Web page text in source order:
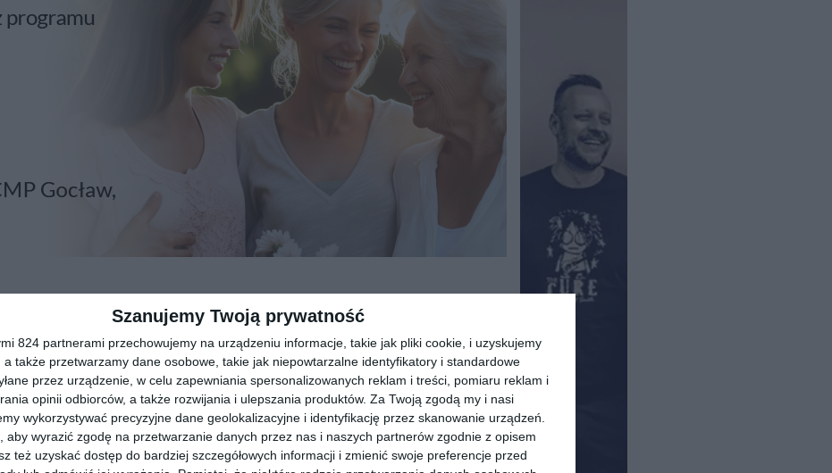
Szanujemy Twoją prywatność
824 partnerami przechowujemy na urządzeniu informacje, takie jak pliki cookie, i uzyskujemy
a także przetwarzamy dane osobowe, takie jak niepowtarzalne identyfikatory i standardowe
przez urządzenie, w celu zapewniania spersonalizowanych reklam i treści, pomiaru reklam i
opinii odbiorców, a także rozwijania i ulepszania produktów. Za Twoją zgodą my i nasi
wykorzystywać precyzyjne dane geolokalizacyjne i identyfikację przez skanowanie urządzeń.
aby wyrazić zgodę na przetwarzanie danych przez nas i naszych partnerów zgodnie z opisem
też uzyskać dostęp do bardziej szczegółowych informacji i zmienić swoje preferencje przed
policjanci z komisariatu na Targówku otrzymali zgłoszenie
adres, gdzie funkcjonariusze zastali 47-latka
pomocy przez załogę pogotowia ratunkowego
jedynie szczątkowe
Informacje
nocną